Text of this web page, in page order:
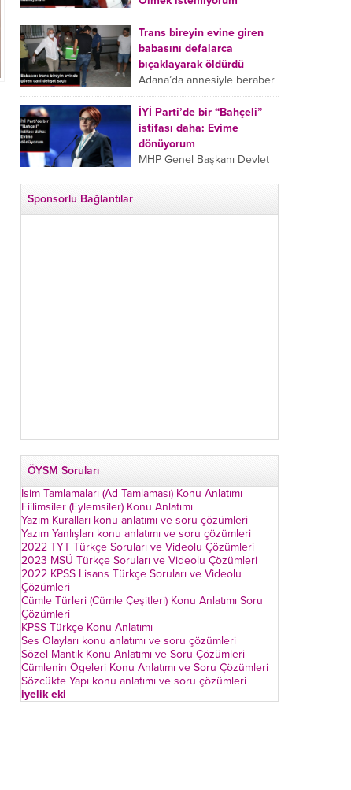
aklıma ilk ölümün...
Kırıkkale’de eski eşi
tarafından boğazından
bıçaklanan Emine Bulut’un
“Ben ölmek istemiyorum”
demesi ve yanında bulunan
10 yaşındaki kızının “Anne
lütfen...
Trans bireyin evine giren
babasını defalarca
bıçaklayarak öldürdü
Adana’da annesiyle beraber
takip ettiği babasının trans
bireyin evine girdiği gören
cani, babasını vücudunun
çeşitli yerlerinden
bıçaklayarak öldürdü.
İYİ Parti’de bir “Bahçeli”
istifası daha: Evime
dönüyorum
MHP Genel Başkanı Devlet
Sponsorlu Bağlantılar
ÖYSM Soruları
İsim Tamlamaları (Ad Tamlaması) Konu Anlatımı
Fiilimsiler (Eylemsiler) Konu Anlatımı
Yazım Kuralları konu anlatımı ve soru çözümleri
Yazım Yanlışları konu anlatımı ve soru çözümleri
2022 TYT Türkçe Soruları ve Videolu Çözümleri
2023 MSÜ Türkçe Soruları ve Videolu Çözümleri
2022 KPSS Lisans Türkçe Soruları ve Videolu
Çözümleri
Cümle Türleri (Cümle Çeşitleri) Konu Anlatımı Soru
Çözümleri
KPSS Türkçe Konu Anlatımı
Ses Olayları konu anlatımı ve soru çözümleri
Sözel Mantık Konu Anlatımı ve Soru Çözümleri
Cümlenin Ögeleri Konu Anlatımı ve Soru Çözümleri
Sözcükte Yapı konu anlatımı ve soru çözümleri
iyelik eki